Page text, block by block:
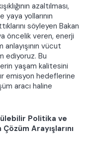
azaltılması,
yaya yollarının
söyleyen Bakan
öncelik veren, enerji
vücut
ediyoruz. Bu
yaşam kalitesini
emisyon hedeflerine
aracı haline
Politika ve
Arayışlarını